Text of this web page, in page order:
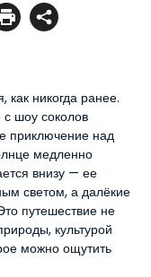
никогда ранее.
шоу соколов
приключение над
медленно
внизу — ее
светом, а далёкие
путешествие не
культурой
можно ощутить